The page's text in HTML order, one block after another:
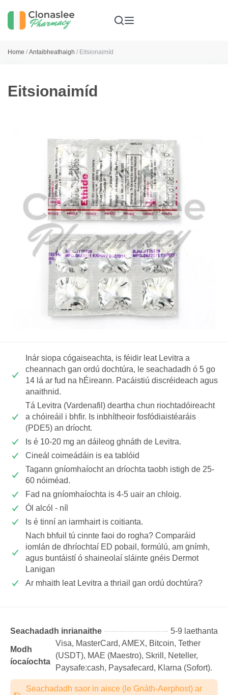
Home / Antaibheathaigh / Eitsionaimíd
Eitsionaimíd
Inár siopa cógaiseachta, is féidir leat Levitra a
cheannach gan ordú dochtúra, le seachadadh ó 5 go
14 lá ar fud na hÉireann. Pacáistiú discréideach agus
anaithnid.
Tá Levitra (Vardenafil) deartha chun riochtadóireacht
a chóireáil i bhfir. Is inbhítheoir fosfódiaistéaráis
(PDE5) an dríocht.
Is é 10-20 mg an dáileog ghnáth de Levitra.
Cineál coimeádáin is ea tablóid
Tagann gníomhaíocht an dríochta taobh istigh de 25-
60 nóiméad.
Fad na gníomhaíochta is 4-5 uair an chloig.
Ól alcól - níl
Is é tinní an iarmhairt is coitianta.
Nach bhfuil tú cinnte faoi do rogha? Comparáid
iomlán de dhríochtaí ED pobail, formúlú, am gnímh,
agus buntáistí ó shaineolaí sláinte gnéis Dermot
Lanigan
Ar mhaith leat Levitra a thriail gan ordú dochtúra?
Seachadadh inrianaithe 5-9 laethanta
Modh
íocaíochta
Visa, MasterCard, AMEX, Bitcoin, Tether
(USDТ), MAE (Maestro), Skrill, Neteller,
Paysafe:cash, Paysafecard, Klarna (Sofort).
Seachadadh saor in aisce (le Gnáth-Aerphost) ar